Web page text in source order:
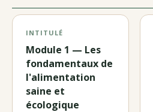
INTITULÉ
Module 1 — Les
fondamentaux de
l'alimentation
saine et
écologique